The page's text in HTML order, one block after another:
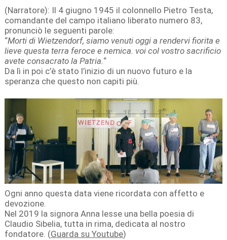
(Narratore): Il 4 giugno 1945 il colonnello Pietro Testa,
comandante del campo italiano liberato numero 83,
pronunciò le seguenti parole:
“Morti di Wietzendorf, siamo venuti oggi a rendervi fiorita e
lieve questa terra feroce e nemica. voi col vostro sacrificio
avete consacrato la Patria.“
Da lì in poi c’è stato l’inizio di un nuovo futuro e la
speranza che questo non capiti più.
Ogni anno questa data viene ricordata con affetto e
devozione.
Nel 2019 la signora Anna lesse una bella poesia di
Claudio Sibelia, tutta in rima, dedicata al nostro
fondatore. (Guarda su Youtube)